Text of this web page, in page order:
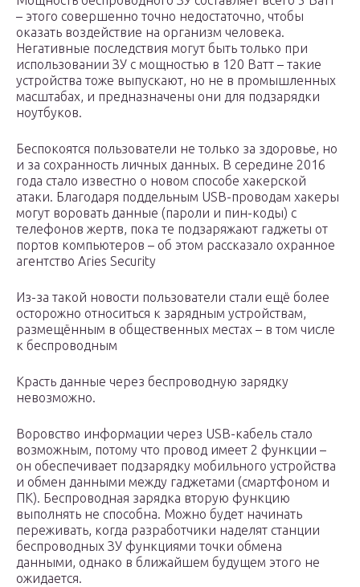
– этого совершенно точно недостаточно, чтобы
оказать воздействие на организм человека.
Негативные последствия могут быть только при
использовании ЗУ с мощностью в 120 Ватт – такие
устройства тоже выпускают, но не в промышленных
масштабах, и предназначены они для подзарядки
ноутбуков.
Беспокоятся пользователи не только за здоровье, но
и за сохранность личных данных. В середине 2016
года стало известно о новом способе хакерской
атаки. Благодаря поддельным USB-проводам хакеры
могут воровать данные (пароли и пин-коды) с
телефонов жертв, пока те подзаряжают гаджеты от
портов компьютеров – об этом рассказало охранное
агентство Aries Security
Из-за такой новости пользователи стали ещё более
осторожно относиться к зарядным устройствам,
размещённым в общественных местах – в том числе
к беспроводным
Красть данные через беспроводную зарядку
невозможно.
Воровство информации через USB-кабель стало
возможным, потому что провод имеет 2 функции –
он обеспечивает подзарядку мобильного устройства
и обмен данными между гаджетами (смартфоном и
ПК). Беспроводная зарядка вторую функцию
выполнять не способна. Можно будет начинать
переживать, когда разработчики наделят станции
беспроводных ЗУ функциями точки обмена
данными, однако в ближайшем будущем этого не
ожидается.